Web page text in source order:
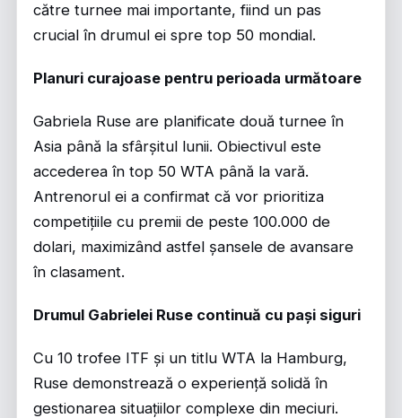
către turnee mai importante, fiind un pas
crucial în drumul ei spre top 50 mondial.
Planuri curajoase pentru perioada următoare
Gabriela Ruse are planificate două turnee în
Asia până la sfârșitul lunii. Obiectivul este
accederea în top 50 WTA până la vară.
Antrenorul ei a confirmat că vor prioritiza
competițiile cu premii de peste 100.000 de
dolari, maximizând astfel șansele de avansare
în clasament.
Drumul Gabrielei Ruse continuă cu pași siguri
Cu 10 trofee ITF și un titlu WTA la Hamburg,
Ruse demonstrează o experiență solidă în
gestionarea situațiilor complexe din meciuri.